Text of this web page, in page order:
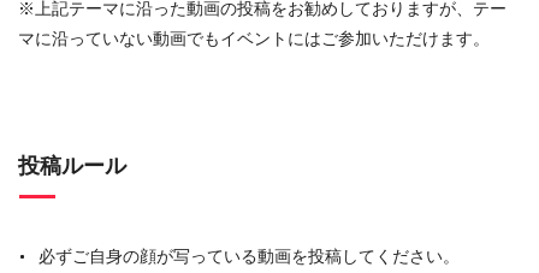
※上記テーマに沿った動画の投稿をお勧めしておりますが、テー
マに沿っていない動画でもイベントにはご参加いただけます。
投稿ルール
必ずご自身の顔が写っている動画を投稿してください。